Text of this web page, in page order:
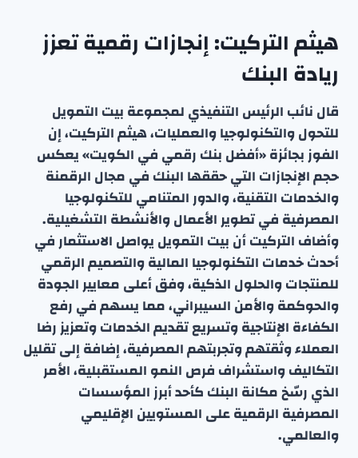
هيثم التركيت: إنجازات رقمية تعزز
ريادة البنك
قال نائب الرئيس التنفيذي لمجموعة بيت التمويل
للتحول والتكنولوجيا والعمليات، هيثم التركيت، إن
الفوز بجائزة «أفضل بنك رقمي في الكويت» يعكس
حجم الإنجازات التي حققها البنك في مجال الرقمنة
والخدمات التقنية، والدور المتنامي للتكنولوجيا
المصرفية في تطوير الأعمال والأنشطة التشغيلية.
وأضاف التركيت أن بيت التمويل يواصل الاستثمار في
أحدث خدمات التكنولوجيا المالية والتصميم الرقمي
للمنتجات والحلول الذكية، وفق أعلى معايير الجودة
والحوكمة والأمن السيبراني، مما يسهم في رفع
الكفاءة الإنتاجية وتسريع تقديم الخدمات وتعزيز رضا
العملاء وثقتهم وتجربتهم المصرفية، إضافة إلى تقليل
التكاليف واستشراف فرص النمو المستقبلية، الأمر
الذي رسّخ مكانة البنك كأحد أبرز المؤسسات
المصرفية الرقمية على المستويين الإقليمي
والعالمي.